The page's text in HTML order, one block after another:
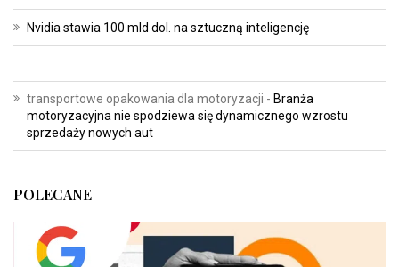
Nvidia stawia 100 mld dol. na sztuczną inteligencję
transportowe opakowania dla motoryzacji - Branża
motoryzacyjna nie spodziewa się dynamicznego wzrostu
sprzedaży nowych aut
POLECANE